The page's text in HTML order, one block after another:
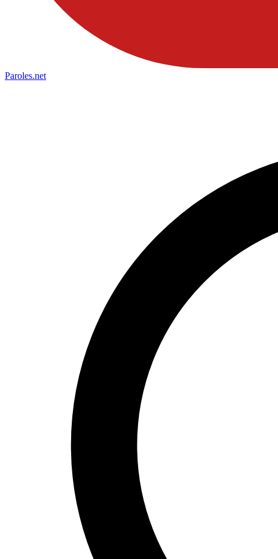
Paroles.net